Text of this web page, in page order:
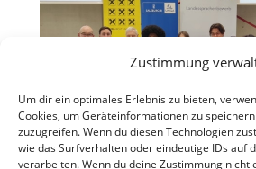
Zustimmung
Um dir ein optimales Erlebnis zu bieten,
Cookies, um Geräteinformationen zu
zuzugreifen. Wenn du diesen Technologien
wie das Surfverhalten oder eindeutige IDs auf
verarbeiten. Wenn du deine Zustimmung nicht